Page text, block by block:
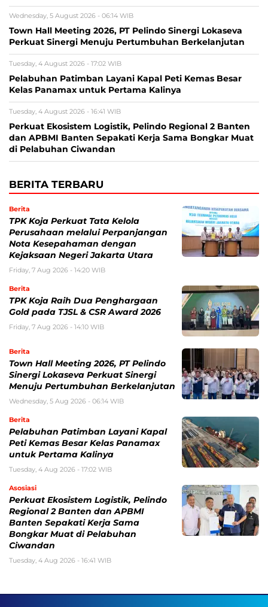
Wednesday, 5 August 2026 - 06:14 WIB
Town Hall Meeting 2026, PT Pelindo Sinergi Lokaseva
Perkuat Sinergi Menuju Pertumbuhan Berkelanjutan
Tuesday, 4 August 2026 - 17:02 WIB
Pelabuhan Patimban Layani Kapal Peti Kemas Besar
Kelas Panamax untuk Pertama Kalinya
Tuesday, 4 August 2026 - 16:41 WIB
Perkuat Ekosistem Logistik, Pelindo Regional 2 Banten
dan APBMI Banten Sepakati Kerja Sama Bongkar Muat
di Pelabuhan Ciwandan
BERITA TERBARU
Berita
TPK Koja Perkuat Tata Kelola
Perusahaan melalui Perpanjangan
Nota Kesepahaman dengan
Kejaksaan Negeri Jakarta Utara
Friday, 7 Aug 2026 - 14:20 WIB
Berita
TPK Koja Raih Dua Penghargaan
Gold pada TJSL & CSR Award 2026
Friday, 7 Aug 2026 - 14:10 WIB
Berita
Town Hall Meeting 2026, PT Pelindo
Sinergi Lokaseva Perkuat Sinergi
Menuju Pertumbuhan Berkelanjutan
Wednesday, 5 Aug 2026 - 06:14 WIB
Berita
Pelabuhan Patimban Layani Kapal
Peti Kemas Besar Kelas Panamax
untuk Pertama Kalinya
Tuesday, 4 Aug 2026 - 17:02 WIB
Asosiasi
Perkuat Ekosistem Logistik, Pelindo
Regional 2 Banten dan APBMI
Banten Sepakati Kerja Sama
Bongkar Muat di Pelabuhan
Ciwandan
Tuesday, 4 Aug 2026 - 16:41 WIB